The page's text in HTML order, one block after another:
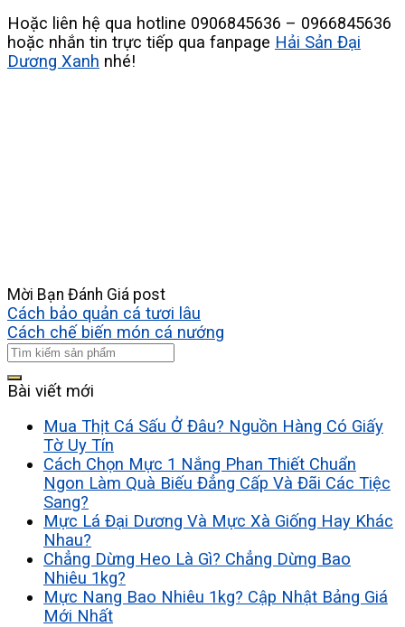
Hoặc liên hệ qua hotline 0906845636 – 0966845636
hoặc nhắn tin trực tiếp qua fanpage Hải Sản Đại
Dương Xanh nhé!
Mời Bạn Đánh Giá post
Cách bảo quản cá tươi lâu
Cách chế biến món cá nướng
Bài viết mới
Mua Thịt Cá Sấu Ở Đâu? Nguồn Hàng Có Giấy
Tờ Uy Tín
Cách Chọn Mực 1 Nắng Phan Thiết Chuẩn
Ngon Làm Quà Biếu Đẳng Cấp Và Đãi Các Tiệc
Sang?
Mực Lá Đại Dương Và Mực Xà Giống Hay Khác
Nhau?
Chẳng Dừng Heo Là Gì? Chẳng Dừng Bao
Nhiêu 1kg?
Mực Nang Bao Nhiêu 1kg? Cập Nhật Bảng Giá
Mới Nhất